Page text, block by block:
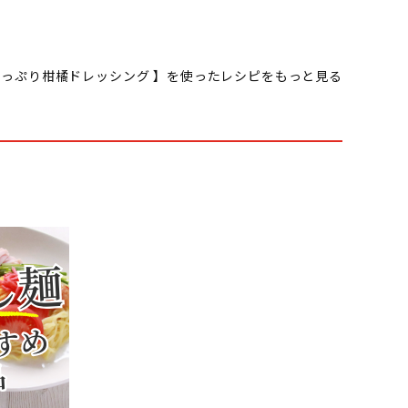
ぷり柑橘ドレッシング 】を使ったレシピをもっと見る